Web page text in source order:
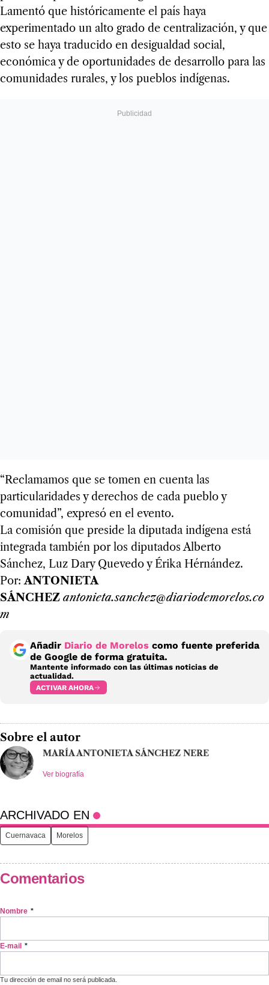
Lamentó que históricamente el país haya
experimentado un alto grado de centralización, y que
esto se haya traducido en desigualdad social,
económica y de oportunidades de desarrollo para las
comunidades rurales, y los pueblos indígenas.
“Reclamamos que se tomen en cuenta las
particularidades y derechos de cada pueblo y
comunidad”, expresó en el evento.
La comisión que preside la diputada indígena está
integrada también por los diputados Alberto
Sánchez, Luz Dary Quevedo y Érika Hérnández.
Por:ANTONIETA
SÁNCHEZ antonieta.sanchez@diariodemorelos.co
m
Añadir Diario de Morelos como fuente preferida
de Google de forma gratuita.
Mantente informado con las últimas noticias de
actualidad.
ACTIVAR AHORA
Sobre el autor
MARÍA ANTONIETA SÁNCHEZ NERE
Ver biografía
ARCHIVADO EN
Cuernavaca Morelos
Comentarios
Nombre *
E-mail *
Tu dirección de email no será publicada.